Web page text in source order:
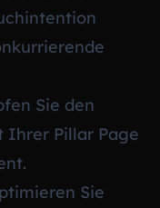
Sie den
Ihrer Pillar Page
Sie